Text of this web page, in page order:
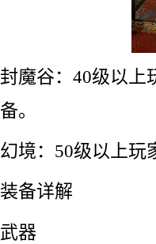
封魔谷：40级以上
备。
幻境：50级以上玩
装备详解
武器